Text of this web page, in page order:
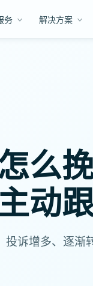
务 解决方案
么
动
诉增多、逐渐